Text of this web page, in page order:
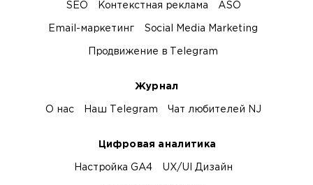
SEO Контекстная реклама ASO
Email-маркетинг Social Media Marketing
Продвижение в Telegram
Журнал
О нас Наш Telegram Чат любителей NJ
Цифровая аналитика
Настройка GA4 UX/UI Дизайн